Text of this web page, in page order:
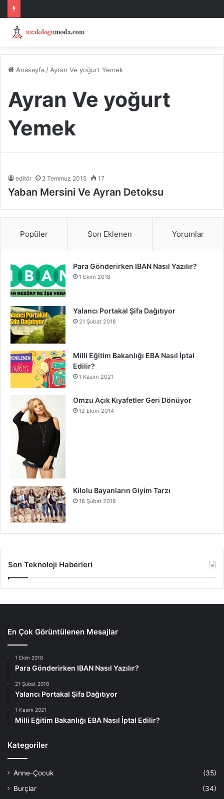
Anasayfa / Ayran Ve yoğurt Yemek
Ayran Ve yoğurt
Yemek
editör 2 Temmuz 2015 17
Yaban Mersini Ve Ayran Detoksu
Popüler Son Eklenen Yorumlar
Para Gönderirken IBAN Nasıl Yazılır?
1 Ekim 2018
Yalancı Portakal Şifa Dağıtıyor
21 Şubat 2018
Milli Eğitim Bakanlığı EBA Nasıl İptal
Edilir?
1 Kasım 2021
Omzu Açık Kıyafetler Geri Dönüyor
12 Ekim 2014
Kilolu Bayanların Giyim Tarzı
18 Şubat 2018
Son Teknoloji Haberleri
En Çok Görüntülenen Mesajlar
1 Ekim 2018
Para Gönderirken IBAN Nasıl Yazılır?
21 Şubat 2018
Yalancı Portakal Şifa Dağıtıyor
1 Kasım 2021
Milli Eğitim Bakanlığı EBA Nasıl İptal Edilir?
Kategoriler
Anne-Çocuk
(35)
Burçlar
(34)